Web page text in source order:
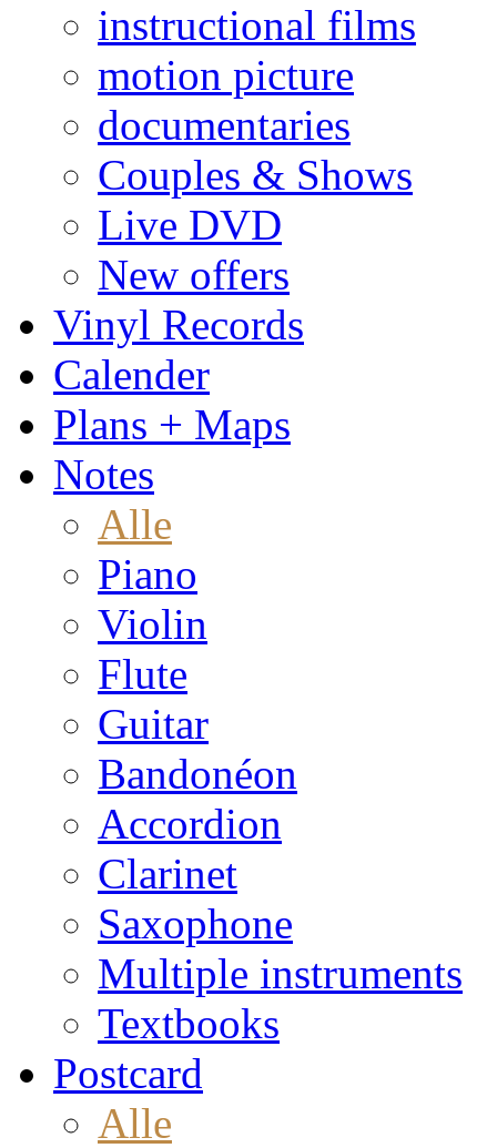
instructional films
motion picture
documentaries
Couples & Shows
Live DVD
New offers
Vinyl Records
Calender
Plans + Maps
Notes
Alle
Piano
Violin
Flute
Guitar
Bandonéon
Accordion
Clarinet
Saxophone
Multiple instruments
Textbooks
Postcard
Alle